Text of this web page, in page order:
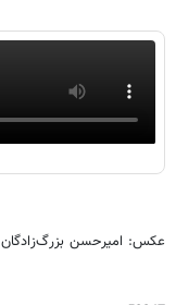
عکس: امیرحسن بزرگ‌زادگان